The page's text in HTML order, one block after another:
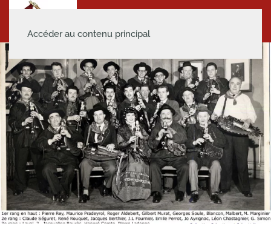
Accéder au contenu principal